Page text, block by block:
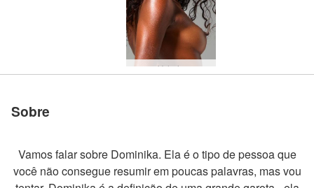
Valerie
Sobre
Vamos falar sobre Dominika. Ela é o tipo de pessoa que
você não consegue resumir em poucas palavras, mas vou